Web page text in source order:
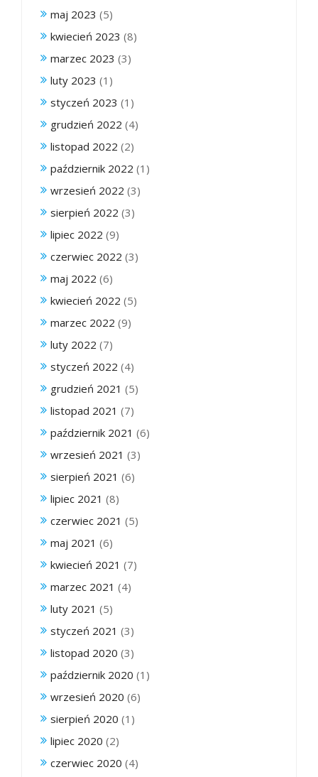
maj 2023 (5)
kwiecień 2023 (8)
marzec 2023 (3)
luty 2023 (1)
styczeń 2023 (1)
grudzień 2022 (4)
listopad 2022 (2)
październik 2022 (1)
wrzesień 2022 (3)
sierpień 2022 (3)
lipiec 2022 (9)
czerwiec 2022 (3)
maj 2022 (6)
kwiecień 2022 (5)
marzec 2022 (9)
luty 2022 (7)
styczeń 2022 (4)
grudzień 2021 (5)
listopad 2021 (7)
październik 2021 (6)
wrzesień 2021 (3)
sierpień 2021 (6)
lipiec 2021 (8)
czerwiec 2021 (5)
maj 2021 (6)
kwiecień 2021 (7)
marzec 2021 (4)
luty 2021 (5)
styczeń 2021 (3)
listopad 2020 (3)
październik 2020 (1)
wrzesień 2020 (6)
sierpień 2020 (1)
lipiec 2020 (2)
czerwiec 2020 (4)